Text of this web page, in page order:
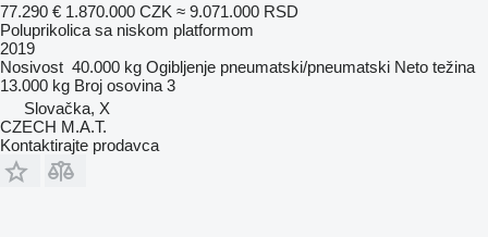
77.290 € 1.870.000 CZK ≈ 9.071.000 RSD
Poluprikolica sa niskom platformom
2019
Nosivost 40.000 kg Ogibljenje pneumatski/pneumatski Neto težina
13.000 kg Broj osovina 3
Slovačka, X
CZECH M.A.T.
Kontaktirajte prodavca